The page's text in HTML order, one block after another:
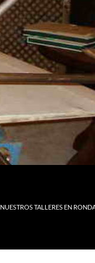
NUESTROS TALLERES EN